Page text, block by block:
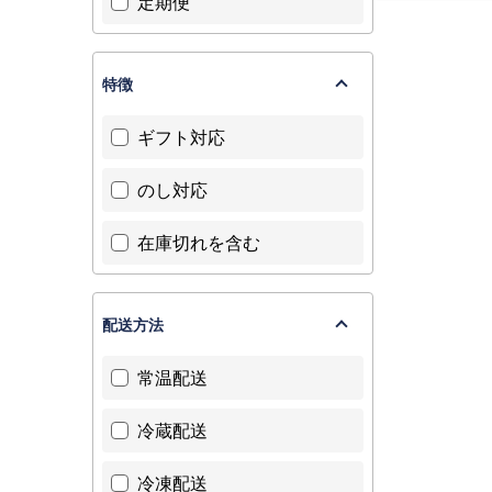
特徴
ギフト対応
のし対応
在庫切れを含む
配送方法
常温配送
冷蔵配送
冷凍配送